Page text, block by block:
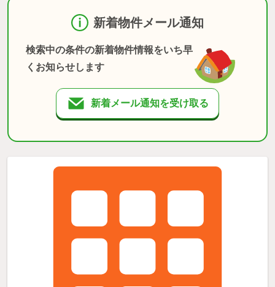
新着物件メール通知
検索中の条件の新着物件情報をいち早
くお知らせします
新着メール通知を受け取る